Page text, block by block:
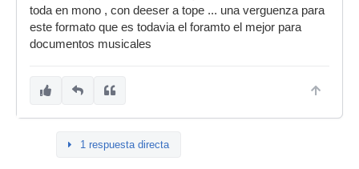
toda en mono , con deeser a tope ... una verguenza para
este formato que es todavia el foramto el mejor para
documentos musicales
1 respuesta directa